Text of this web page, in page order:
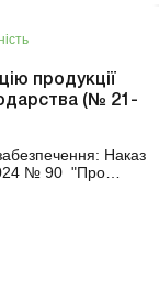
оборон...
продукції
(№ 21-
Наказ
№ 90 "Про